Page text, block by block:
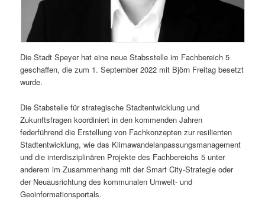
Die Stadt Speyer hat eine neue Stabsstelle im Fachbereich 5
geschaffen, die zum 1. September 2022 mit Björn Freitag besetzt
wurde.
Die Stabstelle für strategische Stadtentwicklung und
Zukunftsfragen koordiniert in den kommenden Jahren
federführend die Erstellung von Fachkonzepten zur resilienten
Stadtentwicklung, wie das Klimawandelanpassungsmanagement
und die interdisziplinären Projekte des Fachbereichs 5 unter
anderem im Zusammenhang mit der Smart City-Strategie oder
der Neuausrichtung des kommunalen Umwelt- und
Geoinformationsportals.